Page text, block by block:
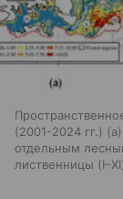
(2001-2024 гг.)
отдельным
лиственницы